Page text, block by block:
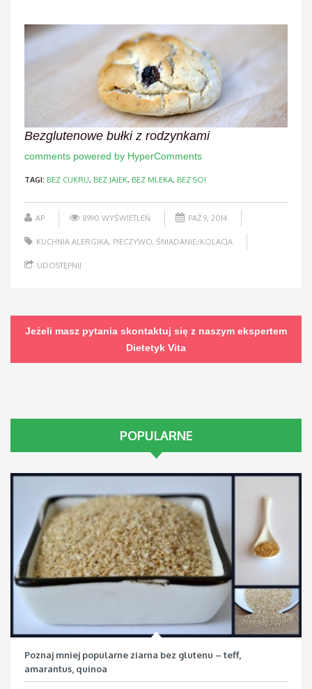
Bezglutenowe bułki z rodzynkami
comments powered by HyperComments
TAGI: BEZ CUKRU, BEZ JAJEK, BEZ MLEKA, BEZ SOI
AP 8990 WYŚWIETLEŃ PAŹ 9, 2014
KUCHNIA ALERGIKA, PIECZYWO, ŚNIADANIE/KOLACJA
UDOSTĘPNIJ
Jeżeli masz pytania skontaktuj się z naszym ekspertem
Dietetyk Vita
POPULARNE
Poznaj mniej popularne ziarna bez glutenu – teff,
amarantus, quinoa